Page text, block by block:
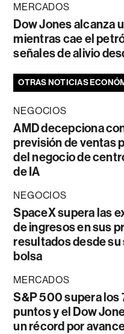
MERCADOS
Dow Jones alcanza
mientras cae el
señales de alivio
OTRAS NOTICIAS
NEGOCIOS
AMD decepciona
previsión de ventas
del negocio de
de IA
NEGOCIOS
SpaceX supera las
de ingresos en sus
resultados desde su
bolsa
MERCADOS
S&P 500 supera los
puntos y el Dow
un récord por